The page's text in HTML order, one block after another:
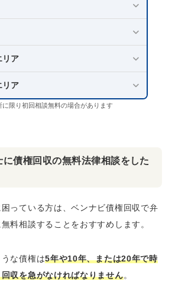
リア
リア
限り初回相談無料の場合があります
に債権回収の無料法律相談をした
っている方は、ベンナビ債権回収で弁
料相談することをおすすめします。
な債権は5年や10年、または20年で時
収を急がなければなりません。